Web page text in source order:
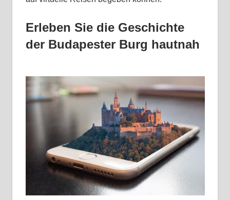
Erleben Sie die Geschichte
der Budapester Burg hautnah